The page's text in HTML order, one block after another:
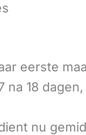
eerste
na 18
nu